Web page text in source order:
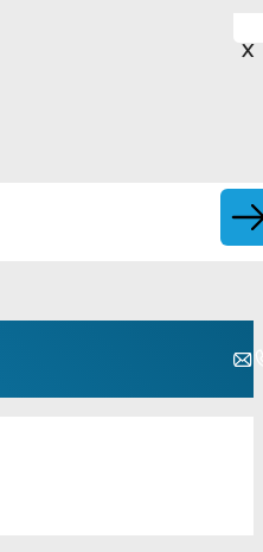
X